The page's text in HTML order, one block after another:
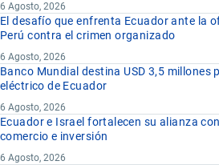
6 Agosto, 2026
El desafío que enfrenta Ecuador ante la
Perú contra el crimen organizado
6 Agosto, 2026
Banco Mundial destina USD 3,5 millones
eléctrico de Ecuador
6 Agosto, 2026
Ecuador e Israel fortalecen su alianza
comercio e inversión
6 Agosto, 2026